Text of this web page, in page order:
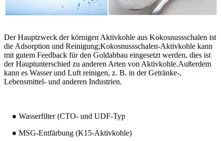
Der Hauptzweck der körnigen Aktivkohle aus Kokosnussschalen ist
die Adsorption und Reinigung;Kokosnussschalen-Aktivkohle kann
mit gutem Feedback für den Goldabbau eingesetzt werden, dies ist
der Hauptunterschied zu anderen Arten von Aktivkohle.Außerdem
kann es Wasser und Luft reinigen, z. B. in der Getränke-,
Lebensmittel- und anderen Industrien.
● Wasserfilter (CTO- und UDF-Typ
● MSG-Entfärbung (K15-Aktivkohle)